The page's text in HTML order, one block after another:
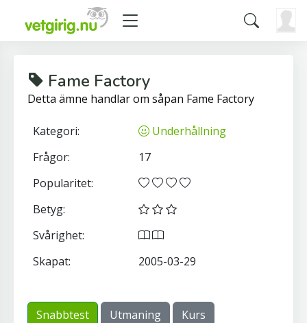
Fame Factory
Detta ämne handlar om såpan Fame Factory
Kategori:
Underhållning
Frågor:
17
Popularitet:
Betyg:
Svårighet:
Skapat:
2005-03-29
Snabbtest Utmaning Kurs